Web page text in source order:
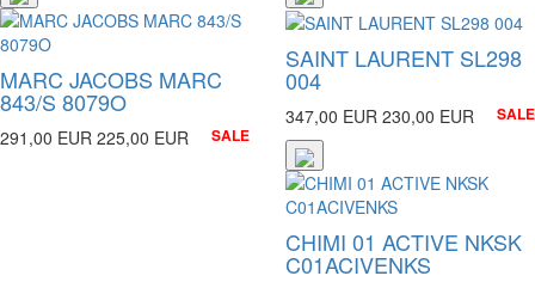
MARC JACOBS MARC
843/S 8079O
291,00 EUR 225,00 EUR SALE
SAINT LAURENT SL298
004
347,00 EUR 230,00 EUR SALE
CHIMI 01 ACTIVE NKSK
C01ACIVENKS